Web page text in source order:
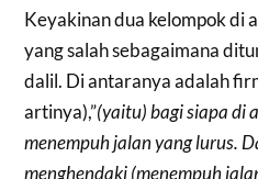
Keyakinan dua kelompok di
yang salah sebagaimana
dalil. Di antaranya adalah
artinya),”(yaitu) bagi siapa di
menempuh jalan yang lurus.
menghendaki (menempuh